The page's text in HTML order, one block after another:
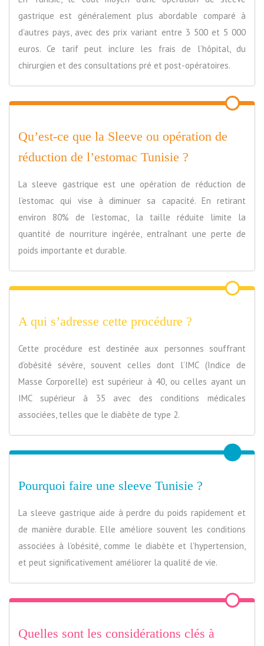
gastrique est généralement plus abordable comparé à
d’autres pays, avec des prix variant entre 3 500 et 5 000
euros. Ce tarif peut inclure les frais de l’hôpital, du
chirurgien et des consultations pré et post-opératoires.
Qu’est-ce que la Sleeve ou opération de
réduction de l’estomac Tunisie ?
La sleeve gastrique est une opération de réduction de
l’estomac qui vise à diminuer sa capacité. En retirant
environ 80% de l’estomac, la taille réduite limite la
quantité de nourriture ingérée, entraînant une perte de
poids importante et durable.
A qui s’adresse cette procédure ?
Cette procédure est destinée aux personnes souffrant
d’obésité sévère, souvent celles dont l’IMC (Indice de
Masse Corporelle) est supérieur à 40, ou celles ayant un
IMC supérieur à 35 avec des conditions médicales
associées, telles que le diabète de type 2.
Pourquoi faire une sleeve Tunisie ?
La sleeve gastrique aide à perdre du poids rapidement et
de manière durable. Elle améliore souvent les conditions
associées à l’obésité, comme le diabète et l’hypertension,
et peut significativement améliorer la qualité de vie.
Quelles sont les considérations clés à